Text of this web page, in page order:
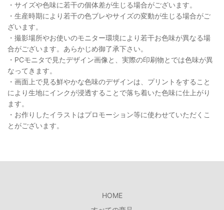
・サイズや色味に若干の個体差が生じる場合がございます。
・生産時期により若干の色ブレやサイズの変動が生じる場合がご
ざいます。
・撮影場所やお使いのモニター環境により若干お色味が異なる場
合がございます。あらかじめ御了承下さい。
・ PCモニタで見たデザイン画像と、実際の印刷物とでは色味が異
なってきます。
・画面上で見る鮮やかな色味のデザインは、プリントをすること
により生地にインクが浸透することで落ち着いた色味に仕上がり
ます。
・お作りしたイラストはプロモーション等に使わせていただくこ
とがございます。
HOME